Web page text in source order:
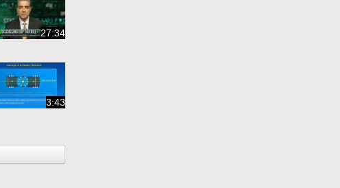
27:34
3:43